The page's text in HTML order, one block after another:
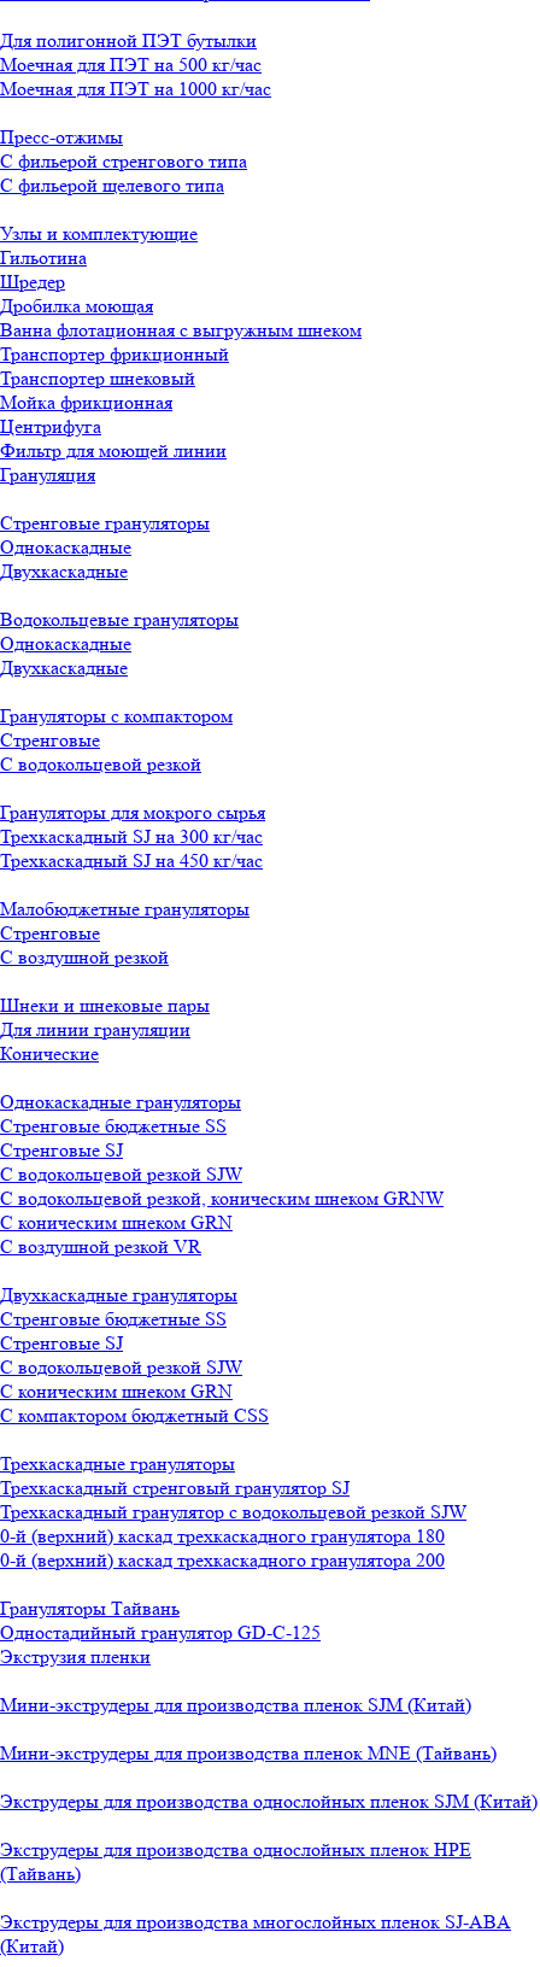
Для полигонной ПЭТ бутылки
Моечная для ПЭТ на 500 кг/час
Моечная для ПЭТ на 1000 кг/час
Пресс-отжимы
С фильерой стренгового типа
С фильерой щелевого типа
Узлы и комплектующие
Гильотина
Шредер
Дробилка моющая
Ванна флотационная с выгружным шнеком
Транспортер фрикционный
Транспортер шнековый
Мойка фрикционная
Центрифуга
Фильтр для моющей линии
Грануляция
Стренговые грануляторы
Однокаскадные
Двухкаскадные
Водокольцевые грануляторы
Однокаскадные
Двухкаскадные
Грануляторы с компактором
Стренговые
С водокольцевой резкой
Грануляторы для мокрого сырья
Трехкаскадный SJ на 300 кг/час
Трехкаскадный SJ на 450 кг/час
Малобюджетные грануляторы
Стренговые
С воздушной резкой
Шнеки и шнековые пары
Для линии грануляции
Конические
Однокаскадные грануляторы
Стренговые бюджетные SS
Стренговые SJ
С водокольцевой резкой SJW
С водокольцевой резкой, коническим шнеком GRNW
С коническим шнеком GRN
С воздушной резкой VR
Двухкаскадные грануляторы
Стренговые бюджетные SS
Стренговые SJ
С водокольцевой резкой SJW
С коническим шнеком GRN
С компактором бюджетный CSS
Трехкаскадные грануляторы
Трехкаскадный стренговый гранулятор SJ
Трехкаскадный гранулятор с водокольцевой резкой SJW
0-й (верхний) каскад трехкаскадного гранулятора 180
0-й (верхний) каскад трехкаскадного гранулятора 200
Грануляторы Тайвань
Одностадийный гранулятор GD-C-125
Экструзия пленки
Мини-экструдеры для производства пленок SJM (Китай)
Мини-экструдеры для производства пленок MNE (Тайвань)
Экструдеры для производства однослойных пленок SJM (Китай)
Экструдеры для производства однослойных пленок HPE
(Тайвань)
Экструдеры для производства многослойных пленок SJ-ABA
(Китай)